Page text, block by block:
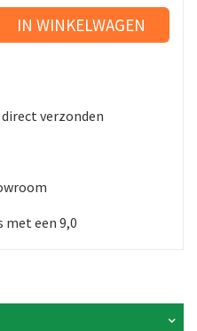
verzonden
met een 9,0